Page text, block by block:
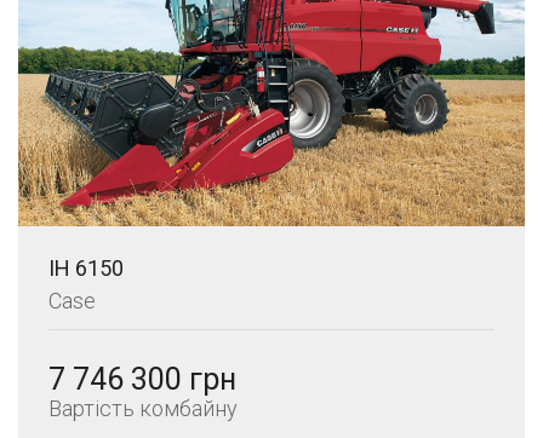
IH 6150
Case
7 746 300 грн
Вартість комбайну